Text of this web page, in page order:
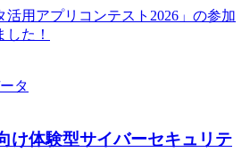
活用アプリコンテスト2026」の参加
た！
タ
け体験型サイバーセキュリテ